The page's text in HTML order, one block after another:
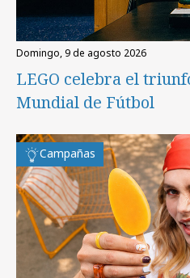
domingo, 9 de agosto 2026
LEGO celebra el
Mundial de Fútbol
Campañas